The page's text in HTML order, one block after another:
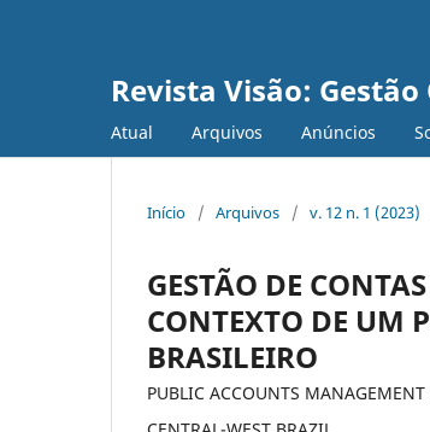
Revista Visão:
Atual Arquivos Anúncios
Início / Arquivos / v. 12 n. 1 (2023)
GESTÃO DE
CONTEXTO DE UM
BRASILEIRO
PUBLIC ACCOUNTS